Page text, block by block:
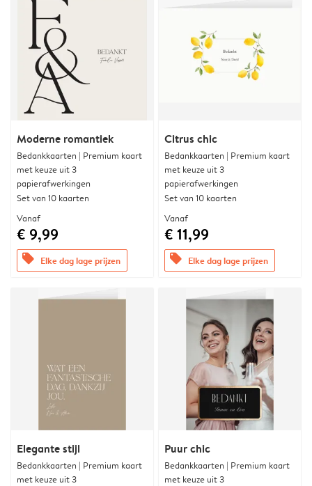
Moderne romantiek
Bedankkaarten | Premium kaart
met keuze uit 3
papierafwerkingen
Set van 10 kaarten
Vanaf
€ 9,99
offers Elke dag lage prijzen
Citrus chic
Bedankkaarten | Premium kaart
met keuze uit 3
papierafwerkingen
Set van 10 kaarten
Vanaf
€ 11,99
offers Elke dag lage prijzen
Elegante stijl
Bedankkaarten | Premium kaart
met keuze uit 3
Puur chic
Bedankkaarten | Premium kaart
met keuze uit 3